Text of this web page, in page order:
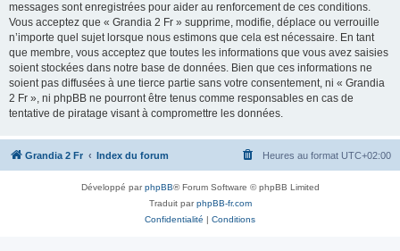
messages sont enregistrées pour aider au renforcement de ces conditions.
Vous acceptez que « Grandia 2 Fr » supprime, modifie, déplace ou verrouille
n’importe quel sujet lorsque nous estimons que cela est nécessaire. En tant
que membre, vous acceptez que toutes les informations que vous avez saisies
soient stockées dans notre base de données. Bien que ces informations ne
soient pas diffusées à une tierce partie sans votre consentement, ni « Grandia
2 Fr », ni phpBB ne pourront être tenus comme responsables en cas de
tentative de piratage visant à compromettre les données.
Grandia 2 Fr Index du forum Heures au format UTC+02:00
Développé parphpBB® Forum Software © phpBB Limited
Traduit parphpBB-fr.com
Confidentialité | Conditions